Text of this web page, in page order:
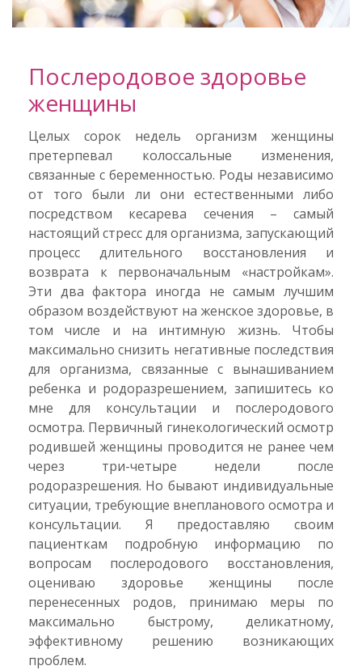
Послеродовое здоровье
женщины
Целых сорок недель организм женщины
претерпевал колоссальные изменения,
связанные с беременностью. Роды независимо
от того были ли они естественными либо
посредством кесарева сечения – самый
настоящий стресс для организма, запускающий
процесс длительного восстановления и
возврата к первоначальным «настройкам».
Эти два фактора иногда не самым лучшим
образом воздействуют на женское здоровье, в
том числе и на интимную жизнь. Чтобы
максимально снизить негативные последствия
для организма, связанные с вынашиванием
ребенка и родоразрешением, запишитесь ко
мне для консультации и послеродового
осмотра. Первичный гинекологический осмотр
родившей женщины проводится не ранее чем
через три-четыре недели после
родоразрешения. Но бывают индивидуальные
ситуации, требующие внепланового осмотра и
консультации. Я предоставляю своим
пациенткам подробную информацию по
вопросам послеродового восстановления,
оцениваю здоровье женщины после
перенесенных родов, принимаю меры по
максимально быстрому, деликатному,
эффективному решению возникающих
проблем.